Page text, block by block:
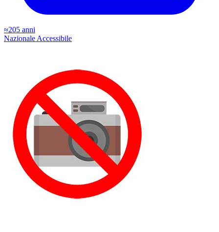
≈205 anni
Nazionale Accessibile